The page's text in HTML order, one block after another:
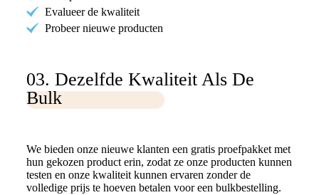
Evalueer de kwaliteit
Probeer nieuwe producten
03. Dezelfde Kwaliteit Als De
Bulk
We bieden onze nieuwe klanten een gratis proefpakket met
hun gekozen product erin, zodat ze onze producten kunnen
testen en onze kwaliteit kunnen ervaren zonder de
volledige prijs te hoeven betalen voor een bulkbestelling.